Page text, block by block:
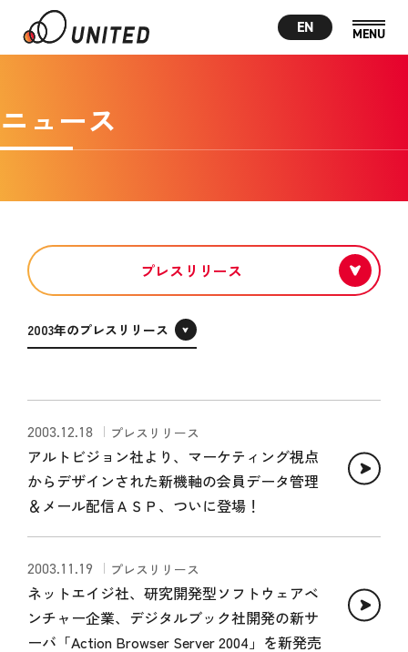
EN
ニュース
2003.12.18 プレスリリース
アルトビジョン社より、マーケティング視点
からデザインされた新機軸の会員データ管理
＆メール配信ＡＳＰ、ついに登場！
2003.11.19 プレスリリース
ネットエイジ社、研究開発型ソフトウェアベ
ンチャー企業、デジタルブック社開発の新サ
ーバ「Action Browser Server 2004」を新発売